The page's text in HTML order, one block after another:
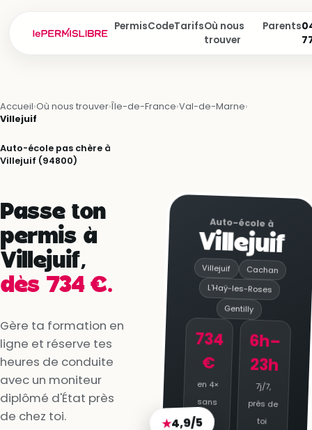
PermisCodeTarifsOù nous
trouver
Parents
Accueil›Où nous trouver›Île-de-France›Val-de-Marne›
Villejuif
Auto-école pas chère à
Villejuif (94800)
Passe ton
permis à
Villejuif,
dès 734 €.
Gère ta formation en
ligne et réserve tes
heures de conduite
avec un moniteur
diplômé d'État près
de chez toi.
Auto-école à
Villejuif
Villejuif Cachan
L'Haÿ-les-Roses
Gentilly
734
€
en 4×
sans
frais
6h–
23h
7j/7,
près de
toi
★4,9/5